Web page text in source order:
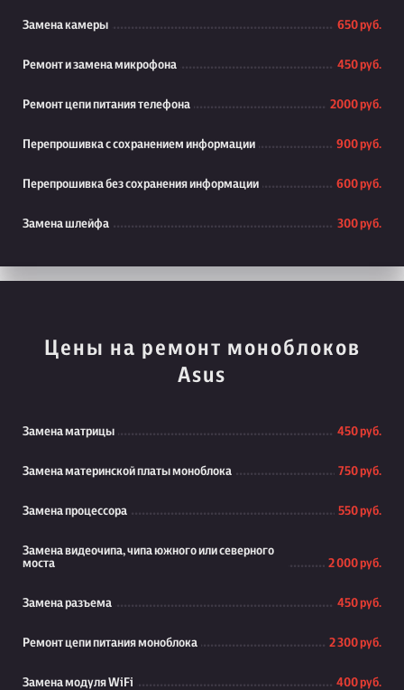
Замена камеры 650 руб.
Ремонт и замена микрофона 450 руб.
Ремонт цепи питания телефона 2000 руб.
Перепрошивка с сохранением информации 900 руб.
Перепрошивка без сохранения информации 600 руб.
Замена шлейфа 300 руб.
Цены на ремонт моноблоков
Asus
Замена матрицы 450 руб.
Замена материнской платы моноблока 750 руб.
Замена процессора 550 руб.
Замена видеочипа, чипа южного или северного
моста
2 000 руб.
Замена разъема 450 руб.
Ремонт цепи питания моноблока 2 300 руб.
Замена модуля WiFi 400 руб.